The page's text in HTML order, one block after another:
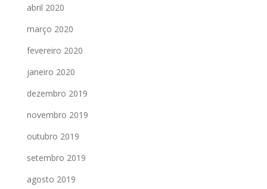
abril 2020
março 2020
fevereiro 2020
janeiro 2020
dezembro 2019
novembro 2019
outubro 2019
setembro 2019
agosto 2019